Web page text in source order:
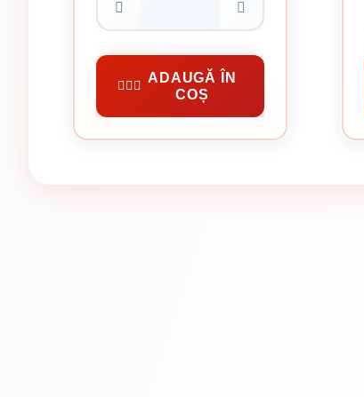
9.52 Lei / kilogram
Cuie ConstructiiADAUGĂ ÎN
COȘ